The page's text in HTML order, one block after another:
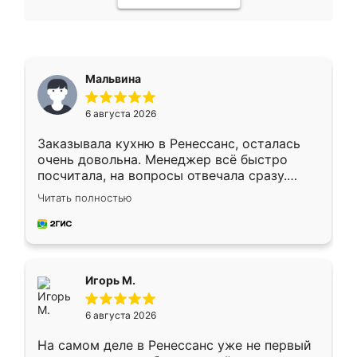
Мальвина
6 августа 2026
Заказывала кухню в Ренессанс, осталась
очень довольна. Менеджер всё быстро
посчитала, на вопросы отвечала сразу.
Замерщик приехал в субботу, подошёл к
делу со всей ответственностью. Собрали
за день, ребята работали аккуратно, даже
Читать полностью
Игорь М.
6 августа 2026
На самом деле в Ренессанс уже не первый